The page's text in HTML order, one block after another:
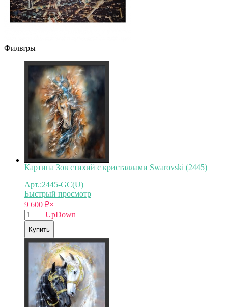
Фильтры
Картина Зов стихий с кристаллами Swarovski (2445)
Арт.:2445-GC(U)
Быстрый просмотр
9 600 ₽×
UpDown
Купить